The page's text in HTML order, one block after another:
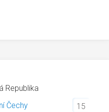
Republika
Čechy
15